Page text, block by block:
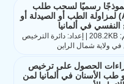
نموذجًا رسميًا لسحب طلب
الترخيص المهني (Approbation) لمزاولة الطب أو الصيدلة أو
في ألمانيا
قبل 1 سنة | المشاهدات: 411 | الحجم: 208.2KB | إعداد: دائرة الترخيص
ولاية شمال الراين
الحصول على ترخيص
طب الأسنان في ألمانيا لمن